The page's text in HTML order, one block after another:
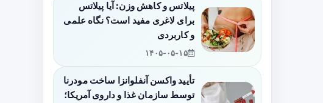
پیلاتس و کاهش وزن: آیا پیلاتس
برای لاغری مفید است؟ نگاه علمی
و کاربردی
۱۴۰۵-۰۵-۱۵
تأیید واکسن آنفلوانزا ساخت مودرنا
توسط سازمان غذا و داروی آمریکا؛